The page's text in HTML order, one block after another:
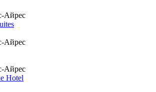
Айрес
Айрес
Айрес
Hotel